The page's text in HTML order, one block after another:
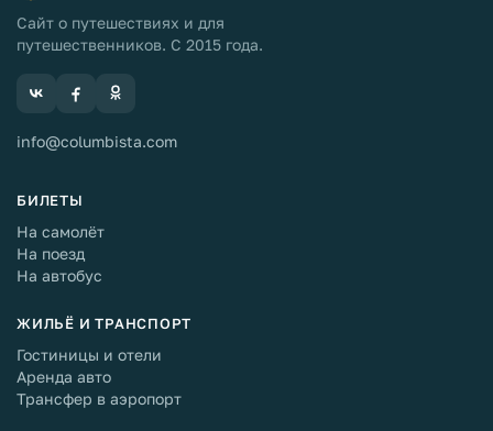
Сайт о путешествиях и для
путешественников. С 2015 года.
info@columbista.com
БИЛЕТЫ
На самолёт
На поезд
На автобус
ЖИЛЬЁ И ТРАНСПОРТ
Гостиницы и отели
Аренда авто
Трансфер в аэропорт